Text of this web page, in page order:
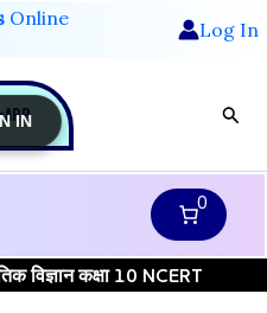
Online Log In
0
विज्ञान कक्षा 10 NCERT
IN